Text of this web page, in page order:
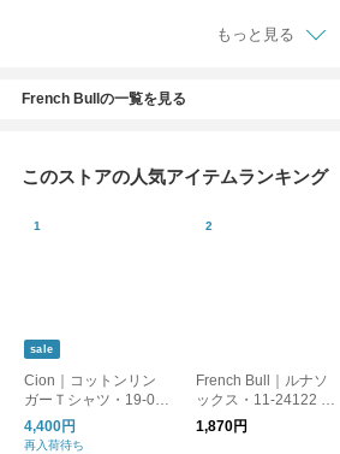
もっと見る
French Bullの一覧を見る
このストアの人気アイテムランキング
sale
Cion｜コットンリン
ガーＴシャツ・19-09
231 半袖
4,400円
再入荷待ち
French Bull｜ルナソ
ックス・11-24122 リ
ネン
1,870円